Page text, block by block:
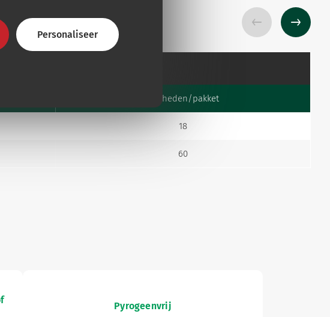
Personaliseer
Eenheden/pakket
18
60
Pyrogeenvrij